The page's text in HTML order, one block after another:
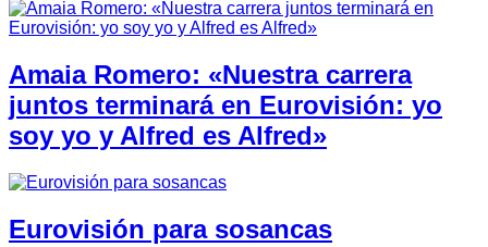
Amaia Romero: «Nuestra carrera
juntos terminará en Eurovisión: yo
soy yo y Alfred es Alfred»
Eurovisión para sosancas